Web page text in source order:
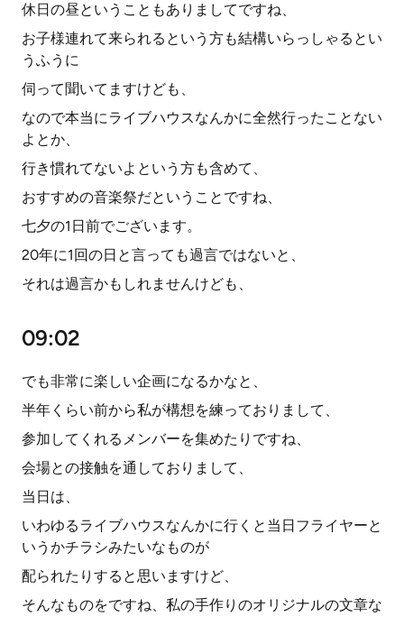
休日の昼ということもありましてですね、
お子様連れて来られるという方も結構いらっしゃるとい
うふうに
伺って聞いてますけども、
なので本当にライブハウスなんかに全然行ったことない
よとか、
行き慣れてないよという方も含めて、
おすすめの音楽祭だということですね、
七夕の1日前でございます。
20年に1回の日と言っても過言ではないと、
それは過言かもしれませんけども、
09:02
でも非常に楽しい企画になるかなと、
半年くらい前から私が構想を練っておりまして、
参加してくれるメンバーを集めたりですね、
会場との接触を通しておりまして、
当日は、
いわゆるライブハウスなんかに行くと当日フライヤーと
いうかチラシみたいなものが
配られたりすると思いますけど、
そんなものをですね、私の手作りのオリジナルの文章な